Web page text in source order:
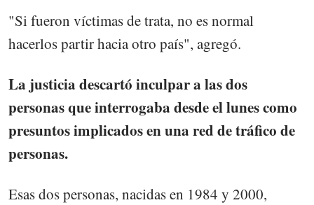
"Si fueron víctimas de trata, no es normal
hacerlos partir hacia otro país", agregó.
La justicia descartó inculpar a las dos
personas que interrogaba desde el lunes como
presuntos implicados en una red de tráfico de
personas.
Esas dos personas, nacidas en 1984 y 2000,